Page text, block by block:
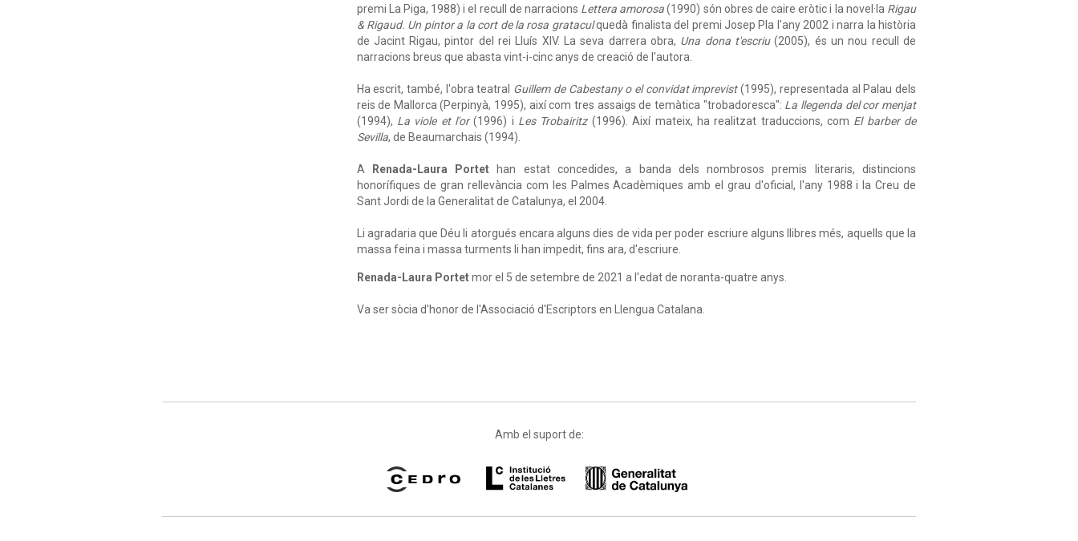
premi La Piga, 1988) i el recull de narracions Lettera amorosa(1990) són obres de caire eròtic i la novel·la Rigau
& Rigaud. Un pintor a la cort de la rosa grataculquedà finalista del premi Josep Pla l'any 2002 i narra la història
de Jacint Rigau, pintor del rei Lluís XIV. La seva darrera obra, Una dona t'escriu(2005), és un nou recull de
narracions breus que abasta vint-i-cinc anys de creació de l'autora.
Ha escrit, també, l'obra teatral Guillem de Cabestany o el convidat imprevist(1995), representada al Palau dels
reis de Mallorca (Perpinyà, 1995), així com tres assaigs de temàtica "trobadoresca": La llegenda del cor menjat
(1994), La viole et l'or(1996) i Les Trobairitz(1996). Així mateix, ha realitzat traduccions, com El barber de
Sevilla, de Beaumarchais (1994).
A Renada-Laura Portet han estat concedides, a banda dels nombrosos premis literaris, distincions
honorífiques de gran rellevància com les Palmes Acadèmiques amb el grau d'oficial, l'any 1988 i la Creu de
Sant Jordi de la Generalitat de Catalunya, el 2004.
Li agradaria que Déu li atorgués encara alguns dies de vida per poder escriure alguns llibres més, aquells que la
massa feina i massa turments li han impedit, fins ara, d'escriure.
Renada-Laura Portetmor el 5 de setembre de 2021 a l'edat de noranta-quatre anys.
Va ser sòcia d'honor de l'Associació d'Escriptors en Llengua Catalana.
Amb el suport de: